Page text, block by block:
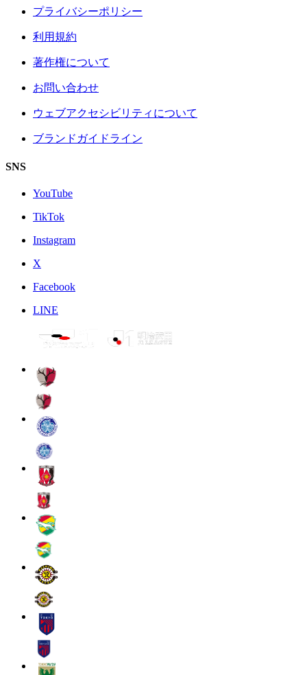
プライバシーポリシー
利用規約
著作権について
お問い合わせ
ウェブアクセシビリティについて
ブランドガイドライン
SNS
YouTube
TikTok
Instagram
X
Facebook
LINE